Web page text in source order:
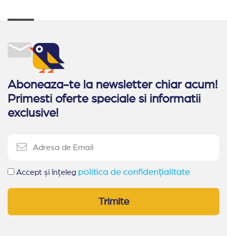
Aboneaza-te la newsletter chiar acum!
Primesti oferte speciale si informatii
exclusive!
Accept și înțeleg politica de confidențialitate
Trimite